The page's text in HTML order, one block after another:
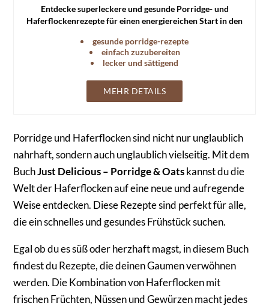
Entdecke superleckere und gesunde Porridge- und
Haferflockenrezepte für einen energiereichen Start in den
gesunde porridge-rezepte
einfach zuzubereiten
lecker und sättigend
MEHR DETAILS
Porridge und Haferflocken sind nicht nur unglaublich
nahrhaft, sondern auch unglaublich vielseitig. Mit dem
BuchJust Delicious – Porridge & Oatskannst du die
Welt der Haferflocken auf eine neue und aufregende
Weise entdecken. Diese Rezepte sind perfekt für alle,
die ein schnelles und gesundes Frühstück suchen.
Egal ob du es süß oder herzhaft magst, in diesem Buch
findest du Rezepte, die deinen Gaumen verwöhnen
werden. Die Kombination von Haferflocken mit
frischen Früchten, Nüssen und Gewürzen macht jedes